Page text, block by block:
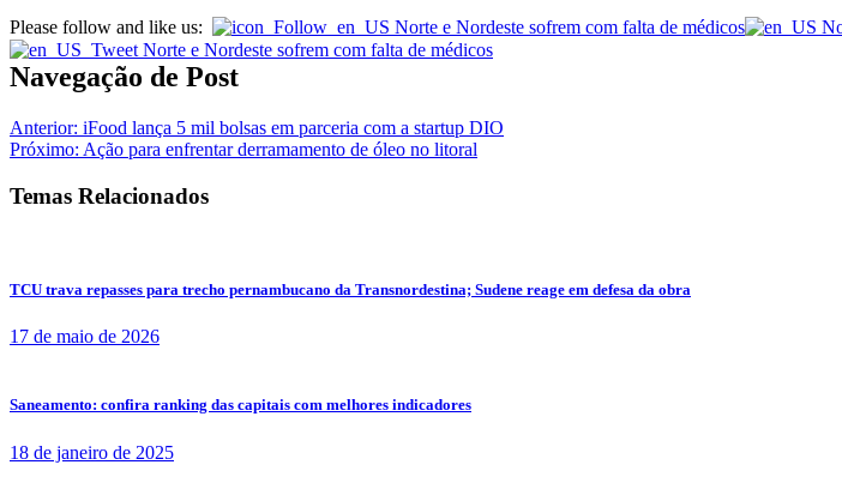
Please follow and like us:
Navegação de Post
Anterior: iFood lança 5 mil bolsas em parceria com a startup DIO
Próximo: Ação para enfrentar derramamento de óleo no litoral
Temas Relacionados
TCU trava repasses para trecho pernambucano da Transnordestina; Sudene reage em defesa da obra
17 de maio de 2026
Saneamento: confira ranking das capitais com melhores indicadores
18 de janeiro de 2025